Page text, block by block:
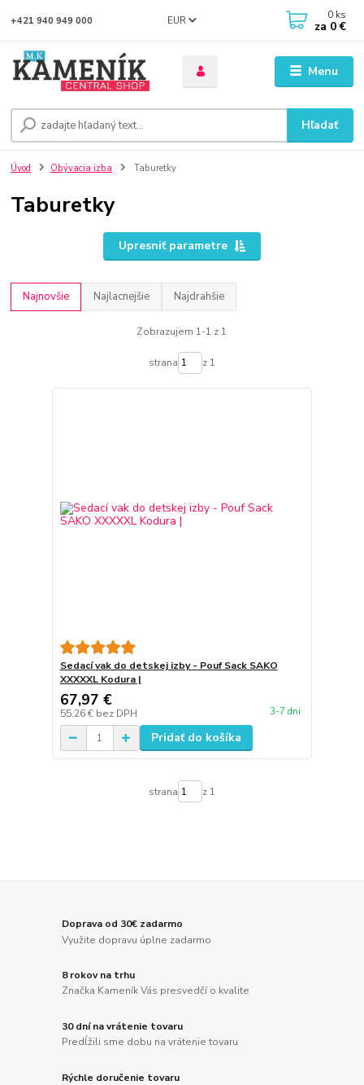
Menu
EUR
Hľadať
+421 940 949 000 0 ks
za 0 €
Úvod Obývacia izba Taburetky
Taburetky
Upresniť parametre
Najnovšie Najlacnejšie Najdrahšie
Zobrazujem 1-1 z 1
strana z 1
Sedací vak do detskej izby - Pouf Sack SAKO
XXXXXL Kodura |
67,97 €
55,26 € bez DPH 3-7 dni
Pridať do košíka
strana z 1
Doprava od 30€ zadarmo
Využite dopravu úplne zadarmo
8 rokov na trhu
Značka Kameník Vás presvedčí o kvalite
30 dní na vrátenie tovaru
Predĺžili sme dobu na vrátenie tovaru
Rýchle doručenie tovaru